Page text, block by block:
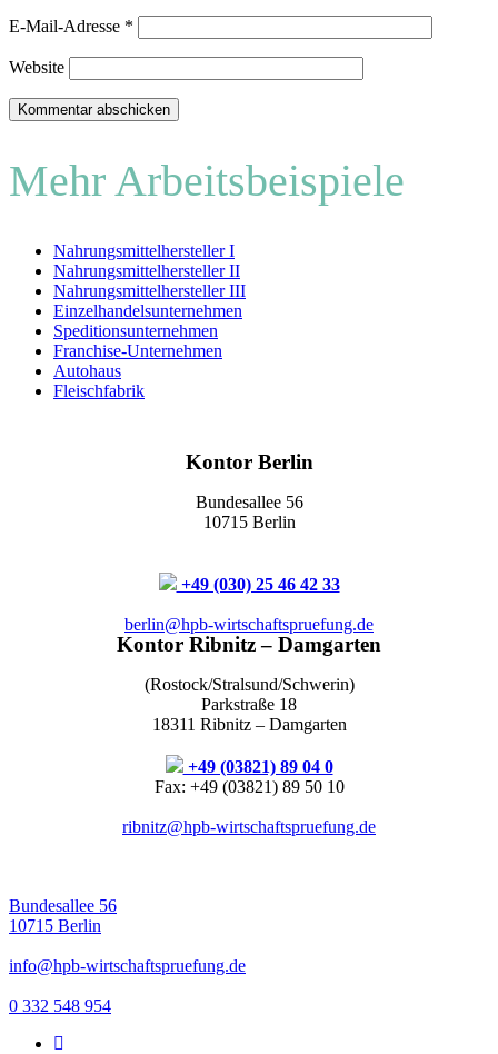
E-Mail-Adresse *
Website
Mehr Arbeitsbeispiele
Nahrungsmittelhersteller I
Nahrungsmittelhersteller II
Nahrungsmittelhersteller III
Einzelhandelsunternehmen
Speditionsunternehmen
Franchise-Unternehmen
Autohaus
Fleischfabrik
Kontor Berlin
Bundesallee 56
10715 Berlin
+49 (030) 25 46 42 33
berlin@hpb-wirtschaftspruefung.de
Kontor Ribnitz – Damgarten
(Rostock/Stralsund/Schwerin)
Parkstraße 18
18311 Ribnitz – Damgarten
+49 (03821) 89 04 0
Fax: +49 (03821) 89 50 10
ribnitz@hpb-wirtschaftspruefung.de
Bundesallee 56
10715 Berlin
info@hpb-wirtschaftspruefung.de
0 332 548 954